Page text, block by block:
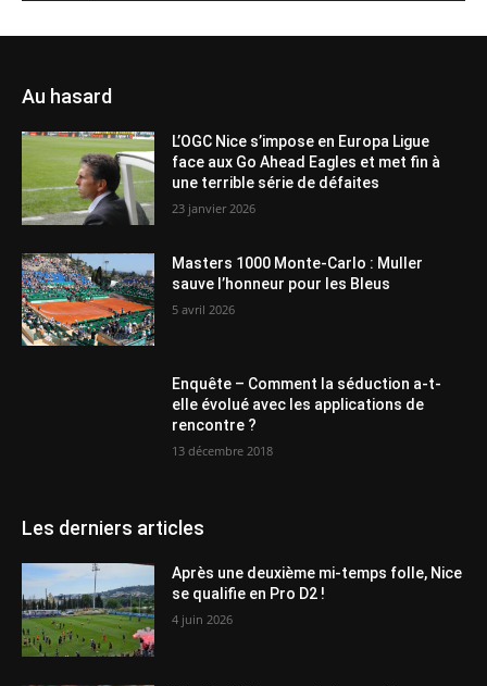
Au hasard
L’OGC Nice s’impose en Europa Ligue
face aux Go Ahead Eagles et met fin à
une terrible série de défaites
23 janvier 2026
Masters 1000 Monte-Carlo : Muller
sauve l’honneur pour les Bleus
5 avril 2026
Enquête – Comment la séduction a-t-
elle évolué avec les applications de
rencontre ?
13 décembre 2018
Les derniers articles
Après une deuxième mi-temps folle, Nice
se qualifie en Pro D2 !
4 juin 2026